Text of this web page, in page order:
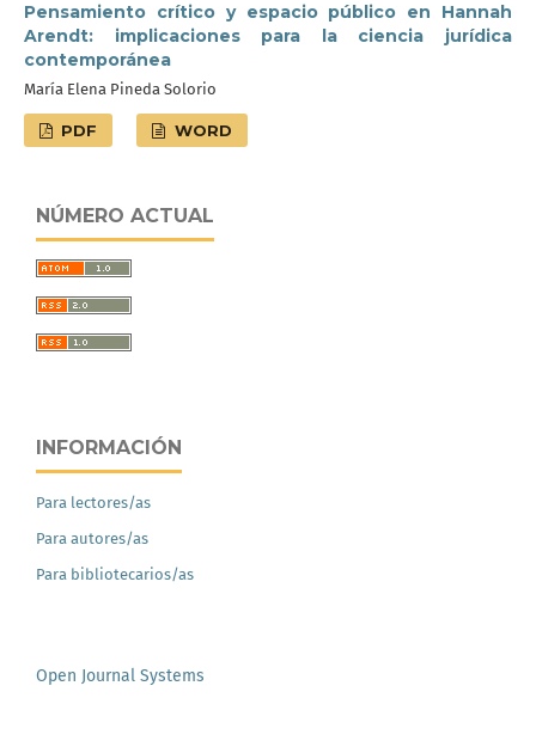
Pensamiento crítico y espacio público en Hannah
Arendt: implicaciones para la ciencia jurídica
contemporánea
María Elena Pineda Solorio
PDF WORD
NÚMERO ACTUAL
INFORMACIÓN
Para lectores/as
Para autores/as
Para bibliotecarios/as
Open Journal Systems